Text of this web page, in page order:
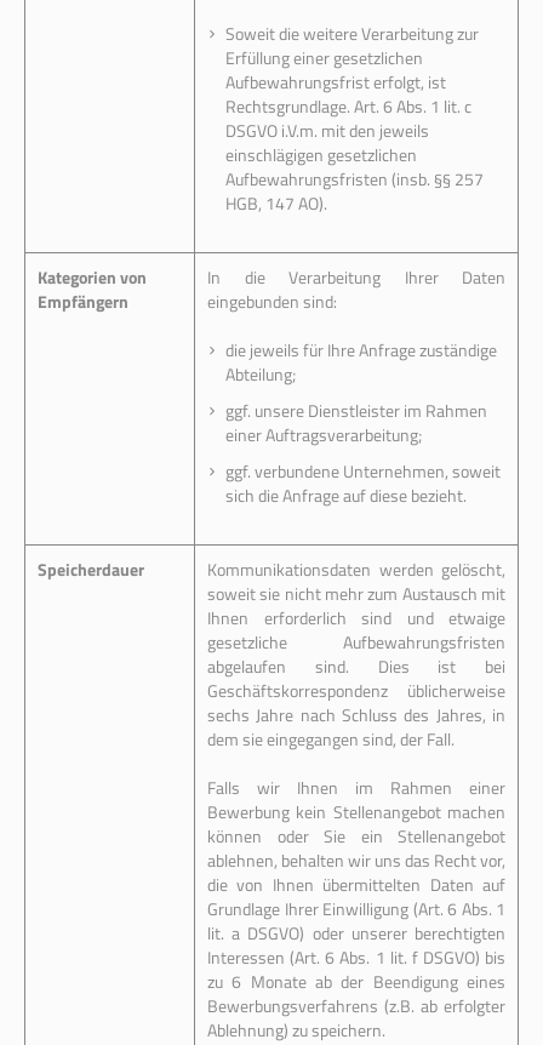
Soweit die weitere Verarbeitung zur
Erfüllung einer gesetzlichen
Aufbewahrungsfrist erfolgt, ist
Rechtsgrundlage. Art. 6 Abs. 1 lit. c
DSGVO i.V.m. mit den jeweils
einschlägigen gesetzlichen
Aufbewahrungsfristen (insb. §§ 257
HGB, 147 AO).
Kategorien von
Empfängern
In die Verarbeitung Ihrer Daten
eingebunden sind:
die jeweils für Ihre Anfrage zuständige
Abteilung;
ggf. unsere Dienstleister im Rahmen
einer Auftragsverarbeitung;
ggf. verbundene Unternehmen, soweit
sich die Anfrage auf diese bezieht.
Speicherdauer
Kommunikationsdaten werden gelöscht,
soweit sie nicht mehr zum Austausch mit
Ihnen erforderlich sind und etwaige
gesetzliche Aufbewahrungsfristen
abgelaufen sind. Dies ist bei
Geschäftskorrespondenz üblicherweise
sechs Jahre nach Schluss des Jahres, in
dem sie eingegangen sind, der Fall.
Falls wir Ihnen im Rahmen einer
Bewerbung kein Stellenangebot machen
können oder Sie ein Stellenangebot
ablehnen, behalten wir uns das Recht vor,
die von Ihnen übermittelten Daten auf
Grundlage Ihrer Einwilligung (Art. 6 Abs. 1
lit. a DSGVO) oder unserer berechtigten
Interessen (Art. 6 Abs. 1 lit. f DSGVO) bis
zu 6 Monate ab der Beendigung eines
Bewerbungsverfahrens (z.B. ab erfolgter
Ablehnung) zu speichern.